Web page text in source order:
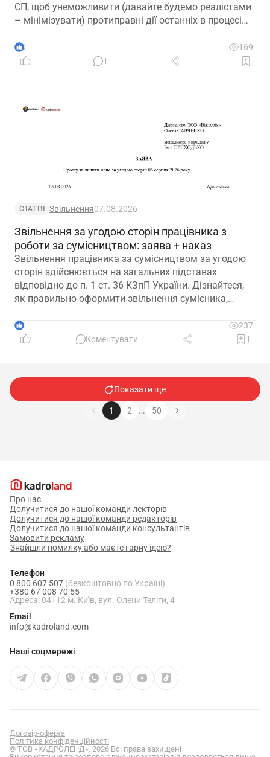
СП, щоб унеможливити (давайте будемо реалістами
– мінімізувати) протиправні дії останніх в процесі
3
169
1
СТАТТЯ Звільнення07.08.2026
Звільнення за угодою сторін працівника з
роботи за сумісництвом: заява + наказ
Звільнення працівника за сумісництвом за угодою
сторін здійснюється на загальних підставах
відповідно до п. 1 ст. 36 КЗпП України. Дізнайтеся,
як правильно оформити звільнення сумісника,
зафіксувати домовленість між працівником і
роботодавцем.
4
237
Коментувати
1
Показати ще
1 2 … 50
Про нас
Долучитися до нашої команди лекторів
Долучитися до нашої команди редакторів
Долучитися до нашої команди консультантів
Замовити рекламу
Знайшли помилку або маєте гарну ідею?
Телефон
0 800 607 507 (безкоштовно по Україні)
+380 67 008 70 55
Адреса: 04112 м. Київ, вул. Олени Теліги, 4
Email
info@kadroland.com
Наші соцмережі
Договір-оферта
Політика конфіденційності
© ТОВ «КАДРОЛЕНД», 2026 Всі права захищені